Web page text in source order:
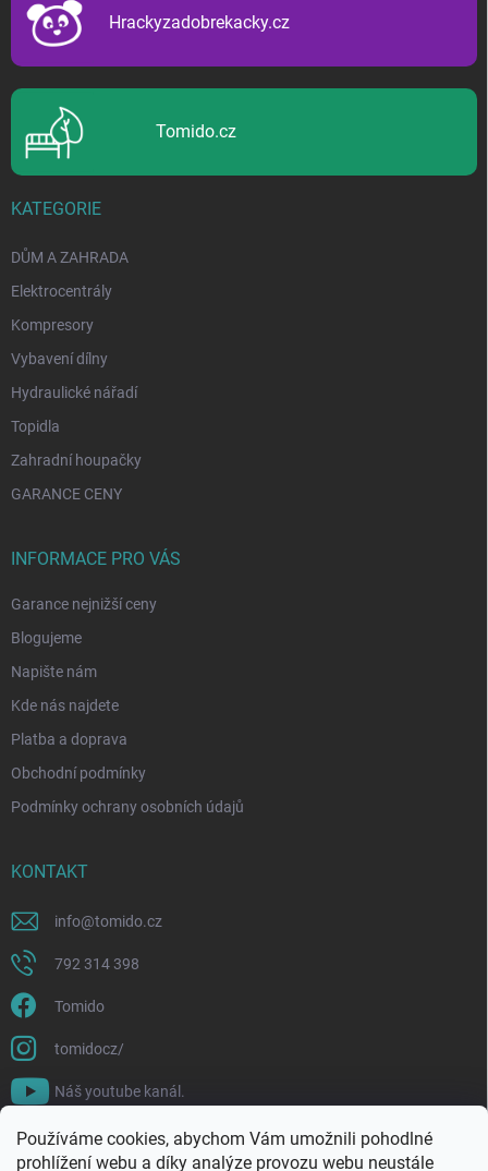
Používáme cookies, abychom Vám umožnili pohodlné
prohlížení webu a díky analýze provozu webu neustále
Hrackyzadobrekacky.cz
Tomido.cz
KATEGORIE
DŮM A ZAHRADA
Elektrocentrály
Kompresory
Vybavení dílny
Hydraulické nářadí
Topidla
Zahradní houpačky
GARANCE CENY
INFORMACE PRO VÁS
Garance nejnižší ceny
Blogujeme
Napište nám
Kde nás najdete
Platba a doprava
Obchodní podmínky
Podmínky ochrany osobních údajů
KONTAKT
info@tomido.cz
792 314 398
Tomido
tomidocz/
Náš youtube kanál.